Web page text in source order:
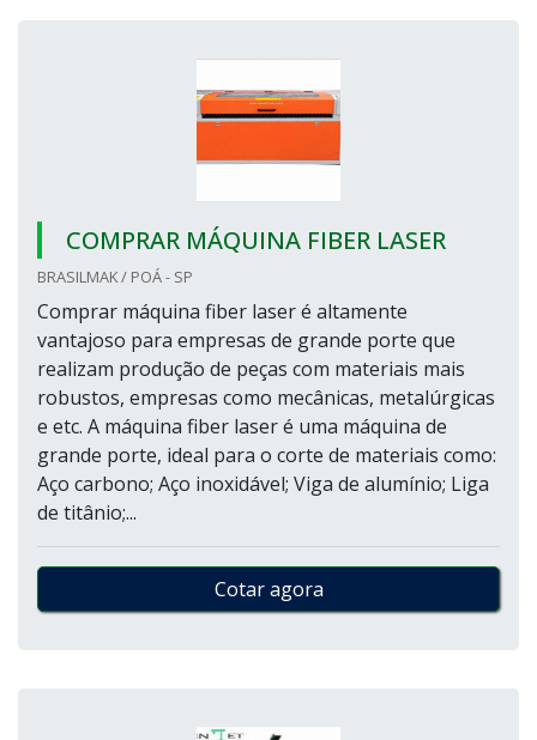
COMPRAR MÁQUINA FIBER LASER
BRASILMAK / POÁ - SP
Comprar máquina fiber laser é altamente
vantajoso para empresas de grande porte que
realizam produção de peças com materiais mais
robustos, empresas como mecânicas, metalúrgicas
e etc. A máquina fiber laser é uma máquina de
grande porte, ideal para o corte de materiais como:
Aço carbono; Aço inoxidável; Viga de alumínio; Liga
de titânio;...
Cotar agora